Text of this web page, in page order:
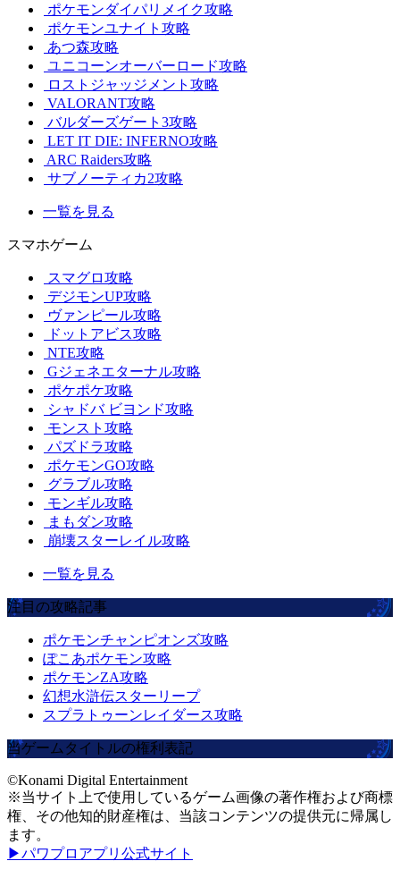
ポケモンダイパリメイク攻略
ポケモンユナイト攻略
あつ森攻略
ユニコーンオーバーロード攻略
ロストジャッジメント攻略
VALORANT攻略
バルダーズゲート3攻略
LET IT DIE: INFERNO攻略
ARC Raiders攻略
サブノーティカ2攻略
一覧を見る
スマホゲーム
スマグロ攻略
デジモンUP攻略
ヴァンピール攻略
ドットアビス攻略
NTE攻略
Gジェネエターナル攻略
ポケポケ攻略
シャドバ ビヨンド攻略
モンスト攻略
パズドラ攻略
ポケモンGO攻略
グラブル攻略
モンギル攻略
まもダン攻略
崩壊スターレイル攻略
一覧を見る
注目の攻略記事
ポケモンチャンピオンズ攻略
ぽこあポケモン攻略
ポケモンZA攻略
幻想水滸伝スターリープ
スプラトゥーンレイダース攻略
当ゲームタイトルの権利表記
©Konami Digital Entertainment
※当サイト上で使用しているゲーム画像の著作権および商標
権、その他知的財産権は、当該コンテンツの提供元に帰属し
ます。
▶パワプロアプリ公式サイト